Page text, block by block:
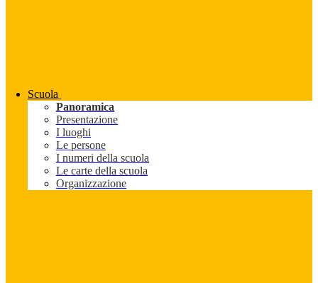
Scuola
Panoramica
Presentazione
I luoghi
Le persone
I numeri della scuola
Le carte della scuola
Organizzazione